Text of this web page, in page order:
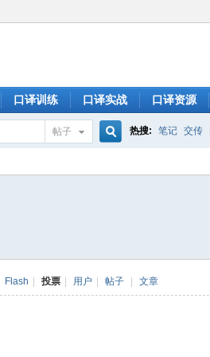
口译训练 口译实战 口译资源
帖子 热搜: 笔记 交传
Flash 投票 用户 帖子 文章